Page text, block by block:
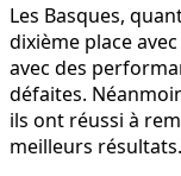
Les Basques,
dixième place
avec des
défaites.
ils ont réussi à
meilleurs résultats.